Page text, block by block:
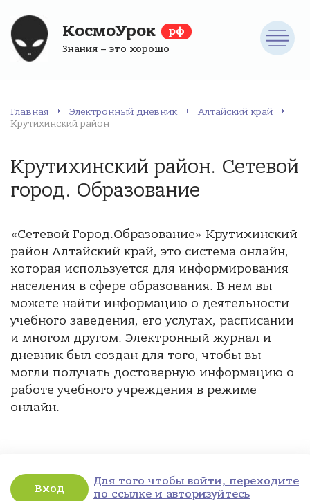
КосмоУрок рф
Знания – это хорошо
Главная Электронный дневник
Алтайский край
Крутихинский район
Крутихинский район. Сетевой
город. Образование
«Сетевой Город.Образование» Крутихинский
район Алтайский край, это система онлайн,
которая используется для информирования
населения в сфере образования. В нем вы
можете найти информацию о деятельности
учебного заведения, его услугах, расписании
и многом другом. Электронный журнал и
дневник был создан для того, чтобы вы
могли получать достоверную информацию о
работе учебного учреждения в режиме
онлайн.
Вход
Для того чтобы войти, переходите
по ссылке и авторизуйтесь